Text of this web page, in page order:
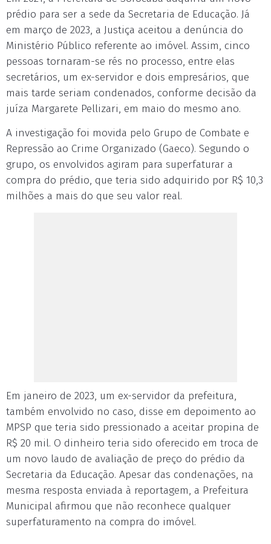
prédio para ser a sede da Secretaria de Educação. Já
em março de 2023, a Justiça aceitou a denúncia do
Ministério Público referente ao imóvel. Assim, cinco
pessoas tornaram-se rés no processo, entre elas
secretários, um ex-servidor e dois empresários, que
mais tarde seriam condenados, conforme decisão da
juíza Margarete Pellizari, em maio do mesmo ano.
A investigação foi movida pelo Grupo de Combate e
Repressão ao Crime Organizado (Gaeco). Segundo o
grupo, os envolvidos agiram para superfaturar a
compra do prédio, que teria sido adquirido por R$ 10,3
milhões a mais do que seu valor real.
Em janeiro de 2023, um ex-servidor da prefeitura,
também envolvido no caso, disse em depoimento ao
MPSP que teria sido pressionado a aceitar propina de
R$ 20 mil. O dinheiro teria sido oferecido em troca de
um novo laudo de avaliação de preço do prédio da
Secretaria da Educação. Apesar das condenações, na
mesma resposta enviada à reportagem, a Prefeitura
Municipal afirmou que não reconhece qualquer
superfaturamento na compra do imóvel.